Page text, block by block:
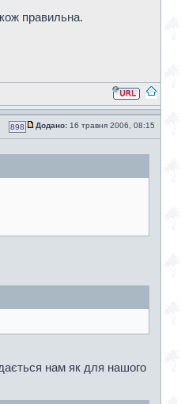
правильна.
898 Додано: 16 травня 2006, 08:15
нам як для нашого